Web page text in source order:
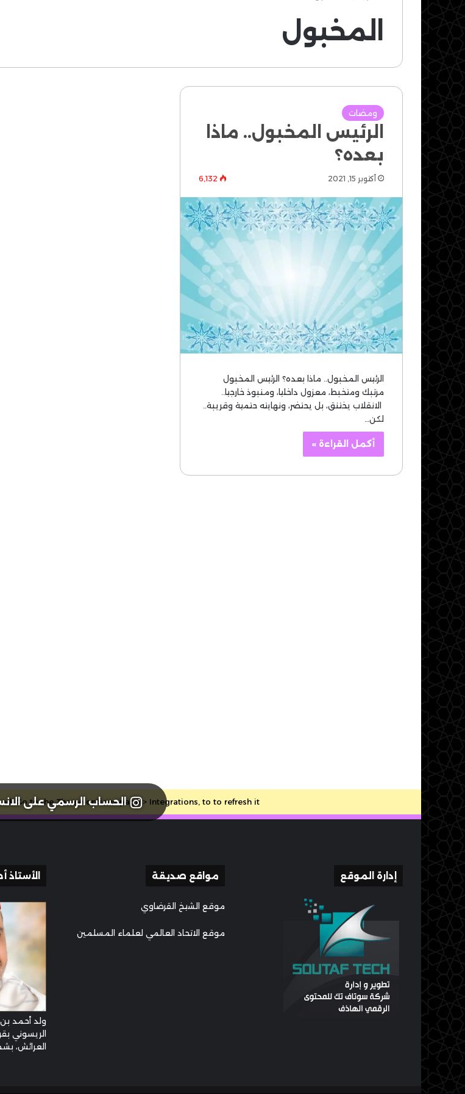
المخبول
ومضات
الرئيس المخبول.. ماذا
بعده؟
أكتوبر 15, 2021 6٬132
الرئيس المخبول.. ماذا بعده؟ الرئيس المخبول
مرتبك ومتخبط، معزول داخليا، ومنبوذ خارجيا..
الانقلاب يختنق، بل يحتضر، ونهايته حتمية وقريبة..
لكن…
أكمل القراءة »
الحساب الرسمي على
Go to the Theme options page > Integrations, to to refresh it.
إدارة الموقع مواقع صديقة
موقع الشيخ القرضاوي
موقع الاتحاد العالمي لعلماء المسلمين
ولد أحمد
الريسوني
العرائش،